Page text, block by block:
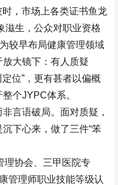
，市场上各类证书鱼龙
滋生，公众对职业资格
较早布局健康管理领域
大镜下：有人质疑
定位” ，更有甚者以偏概
整个JYPC体系。
言语破局。面对质疑，
下心来，做了三件“笨
理协会、三甲医院专
管理师职业技能等级认